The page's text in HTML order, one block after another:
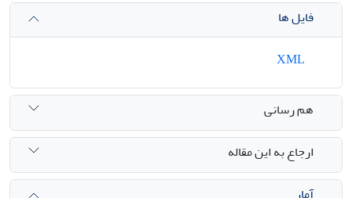
فایل ها
هم رسانی
ارجاع به این مقاله